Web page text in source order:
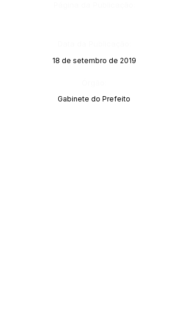
18 de setembro de 2019
Gabinete do Prefeito